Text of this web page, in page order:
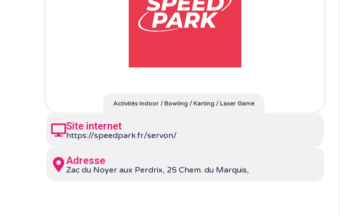
Activités Indoor/Bowling/Karting/Laser Game
Site internet
https://speedpark.fr/servon/
Adresse
Zac du Noyer aux Perdrix, 25 Chem. du Marquis,